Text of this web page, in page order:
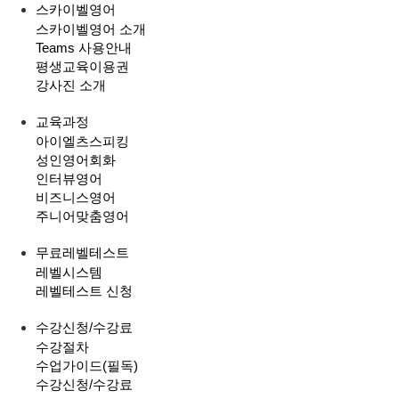
스카이벨영어
스카이벨영어 소개
Teams 사용안내
평생교육이용권
강사진 소개
교육과정
아이엘츠스피킹
성인영어회화
인터뷰영어
비즈니스영어
주니어맞춤영어
무료레벨테스트
레벨시스템
레벨테스트 신청
수강신청/수강료
수강절차
수업가이드(필독)
수강신청/수강료